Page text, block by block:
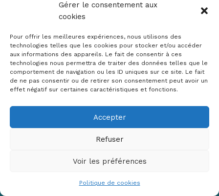
Gérer le consentement aux
cookies
Pour offrir les meilleures expériences, nous utilisons des
technologies telles que les cookies pour stocker et/ou accéder
aux informations des appareils. Le fait de consentir à ces
technologies nous permettra de traiter des données telles que le
comportement de navigation ou les ID uniques sur ce site. Le fait
de ne pas consentir ou de retirer son consentement peut avoir un
effet négatif sur certaines caractéristiques et fonctions.
Accepter
Refuser
Voir les préférences
Politique de cookies
Bâtiment Laennec
13100 Aix-en-Provence
✉ contact@crige-paca.org
Mentions légales
RGPD
Copyright © 2026 Crige PACA